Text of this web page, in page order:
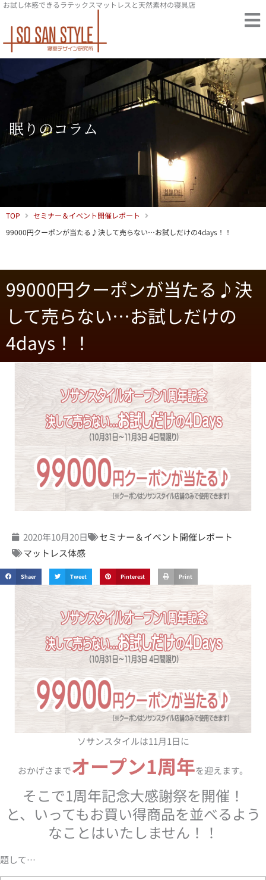
内
を
ス
お試し体感できるラテックスマットレスと天然素材の寝具店
眠りのコラム
TOP
セミナー＆イベント開催レポート
99000円クーポンが当たる♪決して売らない…お試しだけの4days！！
99000円クーポンが当たる♪決
して売らない…お試しだけの
4days！！
2020年10月20日
セミナー＆イベント開催レポート
マットレス体感
Shaer Tweet Pinterest Print
ソサンスタイルは11月1日に
おかげさまでオープン1周年を迎えます。
そこで1周年記念大感謝祭を開催！
と、いってもお買い得商品を並べるよう
なことはいたしません！！
題して…